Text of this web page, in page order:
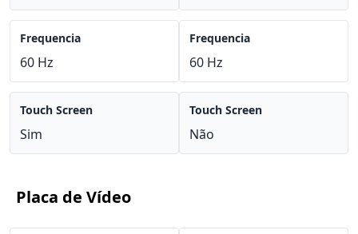
Frequencia
60 Hz
Touch Screen
Sim
Frequencia
60 Hz
Touch Screen
Não
Placa de Vídeo